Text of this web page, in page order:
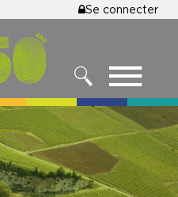
contenu
principal
MENU
DE
Se connecter
PRINCIPALE
MENU